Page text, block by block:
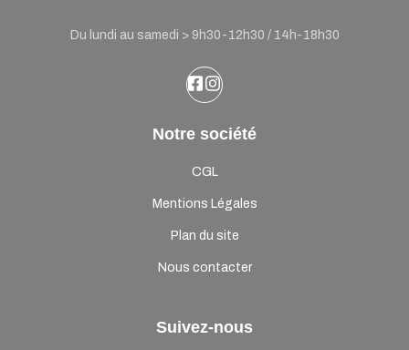
Du lundi au samedi > 9h30-12h30 / 14h-18h30
Notre société
CGL
Mentions Légales
Plan du site
Nous contacter
Suivez-nous